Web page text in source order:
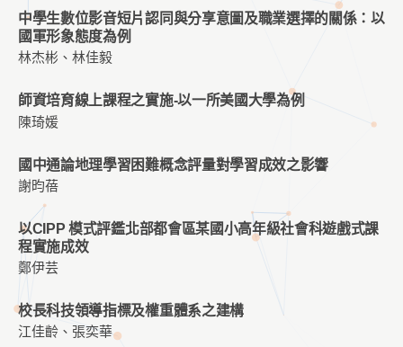
中學生數位影音短片認同與分享意圖及職業選擇的關係：以
國軍形象態度為例
林杰彬、林佳毅
師資培育線上課程之實施-以一所美國大學為例
陳琦媛
國中通論地理學習困難概念評量對學習成效之影響
謝昀蓓
以CIPP 模式評鑑北部都會區某國小高年級社會科遊戲式課
程實施成效
鄭伊芸
校長科技領導指標及權重體系之建構
江佳齡、張奕華